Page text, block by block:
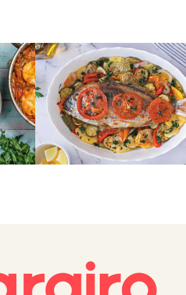
Ψάρι στο φούρνο με
λαχανικά
ΛΑΧΑΝΙΚΑ
1 2